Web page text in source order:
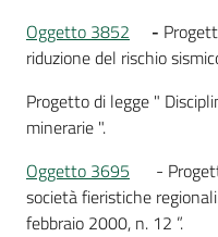
Oggetto 3852
-
riduzione del rischio
Progetto di legge "
minerarie ".
Oggetto 3695
-
società fieristiche
febbraio 2000, n. 12 ”.